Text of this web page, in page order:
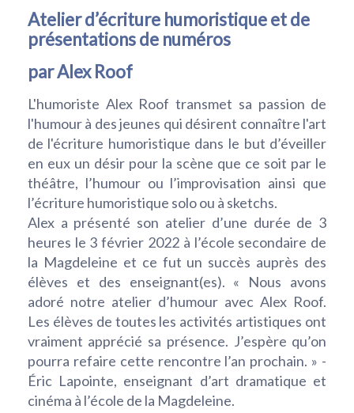
Atelier d’écriture humoristique et de
présentations de numéros
par Alex Roof
L'humoriste Alex Roof transmet sa passion de
l'humour à des jeunes qui désirent connaître l'art
de l'écriture humoristique dans le but d’éveiller
en eux un désir pour la scène que ce soit par le
théâtre, l’humour ou l’improvisation ainsi que
l’écriture humoristique solo ou à sketchs.
Alex a présenté son atelier d’une durée de 3
heures le 3 février 2022 à l’école secondaire de
la Magdeleine et ce fut un succès auprès des
élèves et des enseignant(es). « Nous avons
adoré notre atelier d’humour avec Alex Roof.
Les élèves de toutes les activités artistiques ont
vraiment apprécié sa présence. J’espère qu’on
pourra refaire cette rencontre l’an prochain. » -
Éric Lapointe, enseignant d’art dramatique et
cinéma à l’école de la Magdeleine.